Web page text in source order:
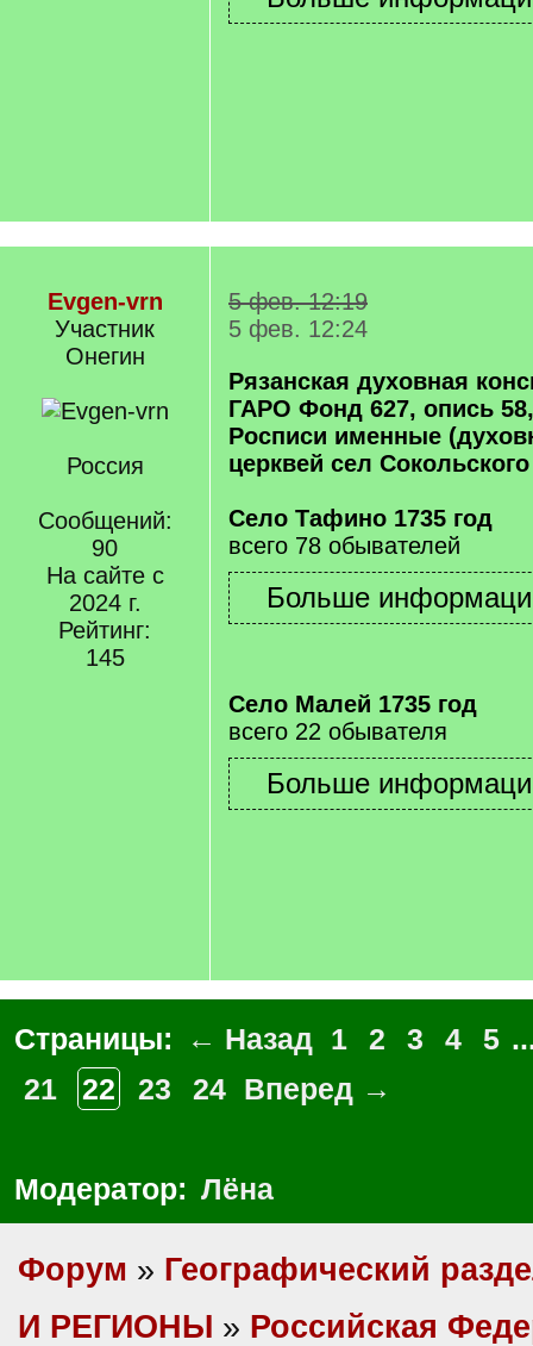
Evgen-vrn
Участник
Онегин
Россия
Сообщений:
90
На сайте с
2024 г.
Рейтинг:
145
5 фев. 12:19
5 фев. 12:24
Рязанская духовная
ГАРО Фонд 627, опись
Росписи именные
церквей сел
Село Тафино 1735 год
всего 78 обывателей
Село Малей 1735 год
всего 22 обывателя
Страницы: ← Назад 1 2 3 4 5
21
22 23 24 Вперед →
Модератор: Лёна
Форум » Географический
И РЕГИОНЫ » Российская